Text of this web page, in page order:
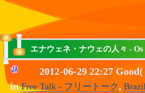
エナウェネ・ナウェの人々 - Os
2012-06-29 22:27 Good(
inFree Talk - フリートーク,